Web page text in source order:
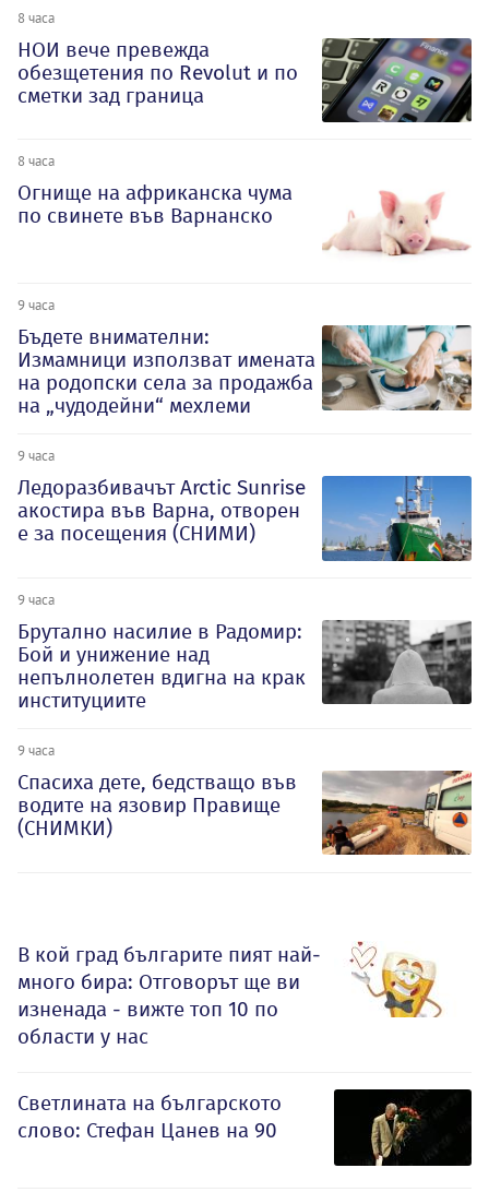
8 часа
НОИ вече превежда
обезщетения по Revolut и по
сметки зад граница
8 часа
Огнище на африканска чума
по свинете във Варнанско
9 часа
Бъдете внимателни:
Измамници използват имената
на родопски села за продажба
на „чудодейни“ мехлеми
9 часа
Ледоразбивачът Arctic Sunrise
акостира във Варна, отворен
е за посещения (СНИМИ)
9 часа
Брутално насилие в Радомир:
Бой и унижение над
непълнолетен вдигна на крак
институциите
9 часа
Спасиха дете, бедстващо във
водите на язовир Правище
(СНИМКИ)
В кой град българите пият най-
много бира: Отговорът ще ви
изненада - вижте топ 10 по
области у нас
Светлината на българското
слово: Стефан Цанев на 90